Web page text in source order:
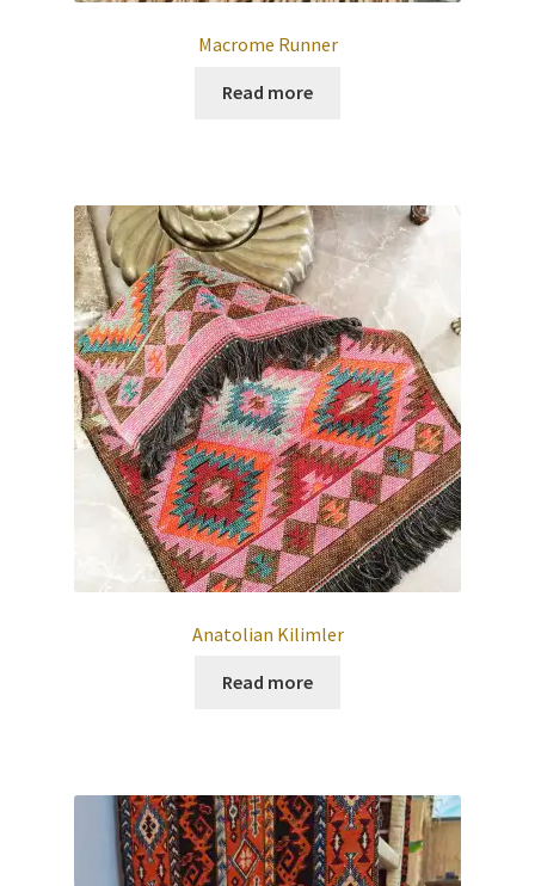
Macrome Runner
Read more
Anatolian Kilimler
Read more